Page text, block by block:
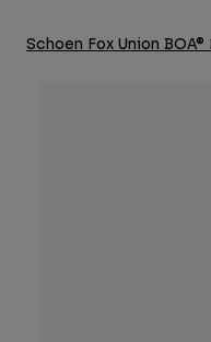
Schoen Fox Union